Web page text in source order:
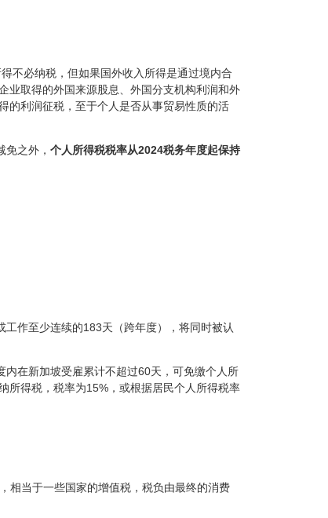
不必纳税，但如果国外收入所得是通过境内合
业取得的外国来源股息、外国分支机构利润和外
的利润征税，至于个人是否从事贸易性质的活
之外， 个人所得税税率从2024税务年度起保持
作至少连续的183天（跨年度），将同时被认
在新加坡受雇累计不超过60天，可免缴个人所
所得税，税率为15%，或根据居民个人所得税率
相当于一些国家的增值税，税负由最终的消费